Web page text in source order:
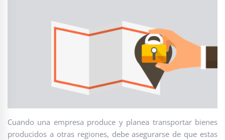
Cuando una empresa produce y planea transportar bienes
producidos a otras regiones, debe asegurarse de que estas